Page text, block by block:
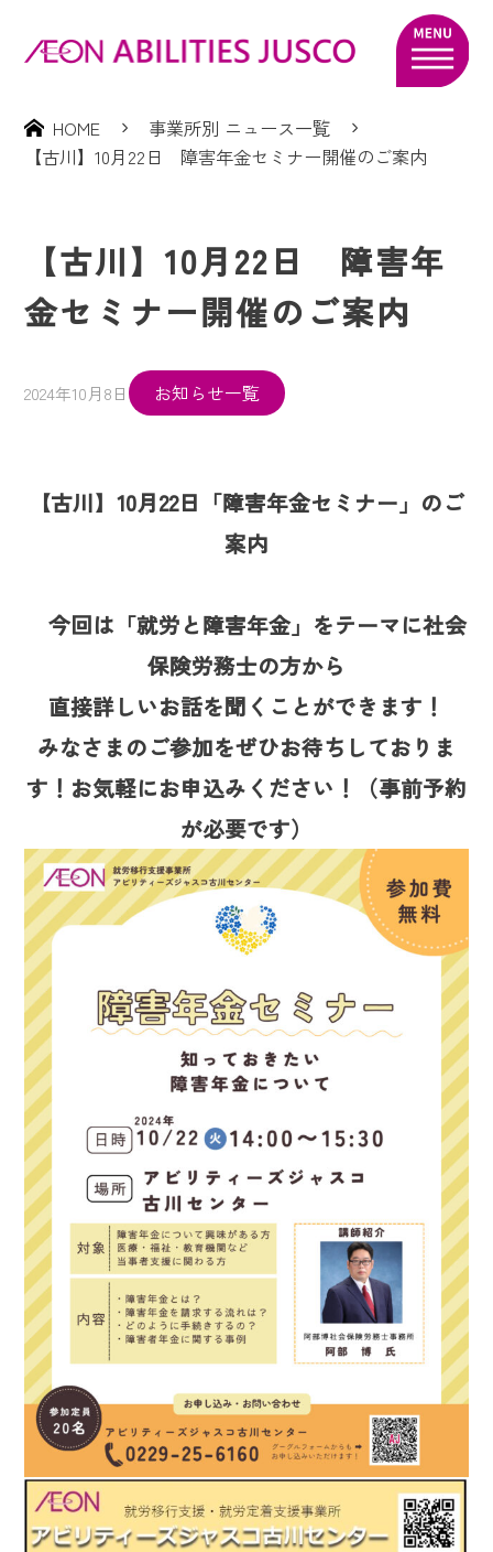
HOME
事業所別 ニュース一覧
【古川】10月22日 障害年金セミナー開催のご案内
【古川】10月22日 障害年
金セミナー開催のご案内
2024年10月8日 お知らせ一覧
【古川】10月22日「障害年金セミナー」のご
案内
今回は「就労と障害年金」をテーマに社会
保険労務士の方から
直接詳しいお話を聞くことができます！
みなさまのご参加をぜひお待ちしておりま
す！お気軽にお申込みください！（事前予約
が必要です）